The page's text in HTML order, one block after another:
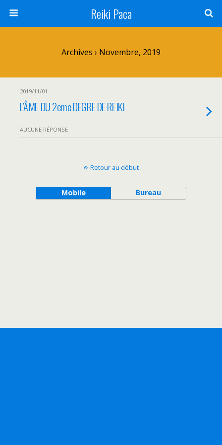
Reiki Paca
Archives › Novembre, 2019
2019/11/01
L’ÂME DU 2eme DEGRE DE REIKI
AUCUNE RÉPONSE
Retour au début
Mobile Bureau